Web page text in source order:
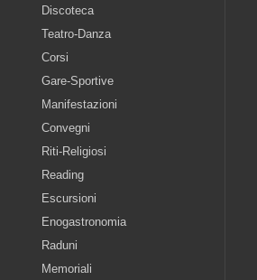
Discoteca
Teatro-Danza
Corsi
Gare-Sportive
Manifestazioni
Convegni
Riti-Religiosi
Reading
Escursioni
Enogastronomia
Raduni
Memoriali